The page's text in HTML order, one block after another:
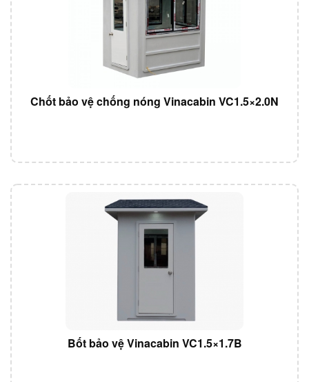
Chốt bảo vệ chống nóng Vinacabin VC1.5×2.0N
Bốt bảo vệ Vinacabin VC1.5×1.7B